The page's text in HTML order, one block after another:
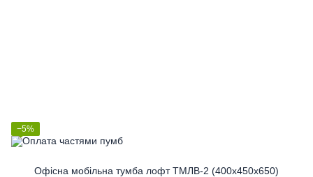
−5%
Офісна мобільна тумба лофт ТМЛВ-2 (400x450x650)